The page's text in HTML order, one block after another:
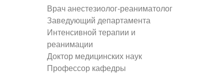
Врач анестезиолог-реаниматолог
Заведующий департамента
Интенсивной терапии и
реанимации
Доктор медицинских наук
Профессор кафедры